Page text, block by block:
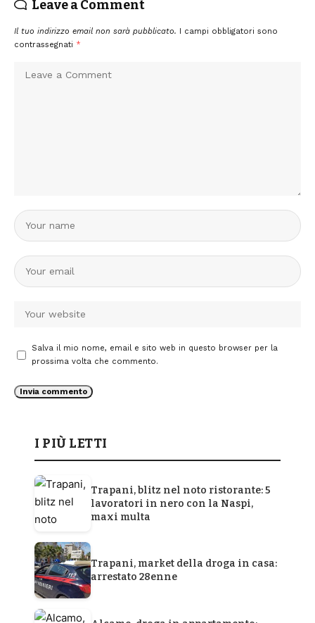
Leave a Comment
Il tuo indirizzo email non sarà pubblicato.
I campi obbligatori sono
contrassegnati *
Salva il mio nome, email e sito web in questo browser per la
prossima volta che commento.
I PIÙ LETTI
Trapani, blitz nel noto ristorante: 5
lavoratori in nero con la Naspi,
maxi multa
Trapani, market della droga in casa:
arrestato 28enne